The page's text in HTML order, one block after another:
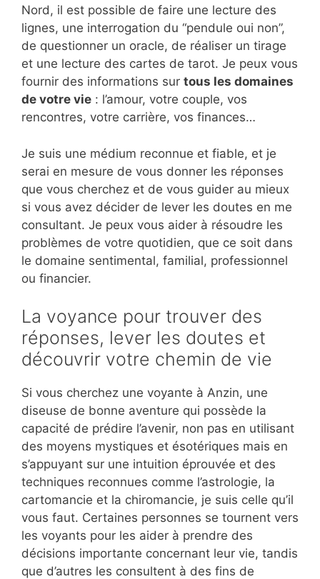
Nord, il est possible de faire une lecture des
lignes, une interrogation du “pendule oui non”,
de questionner un oracle, de réaliser un tirage
et une lecture des cartes de tarot. Je peux vous
fournir des informations sur tous les domaines
de votre vie : l’amour, votre couple, vos
rencontres, votre carrière, vos finances…
Je suis une médium reconnue et fiable, et je
serai en mesure de vous donner les réponses
que vous cherchez et de vous guider au mieux
si vous avez décider de lever les doutes en me
consultant. Je peux vous aider à résoudre les
problèmes de votre quotidien, que ce soit dans
le domaine sentimental, familial, professionnel
ou financier.
La voyance pour trouver des
réponses, lever les doutes et
découvrir votre chemin de vie
Si vous cherchez une voyante à Anzin, une
diseuse de bonne aventure qui possède la
capacité de prédire l’avenir, non pas en utilisant
des moyens mystiques et ésotériques mais en
s’appuyant sur une intuition éprouvée et des
techniques reconnues comme l’astrologie, la
cartomancie et la chiromancie, je suis celle qu’il
vous faut. Certaines personnes se tournent vers
les voyants pour les aider à prendre des
décisions importante concernant leur vie, tandis
que d’autres les consultent à des fins de